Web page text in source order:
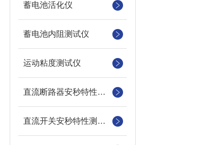
蓄电池活化仪
蓄电池内阻测试仪
运动粘度测试仪
直流断路器安秒特性测试仪
直流开关安秒特性测试仪